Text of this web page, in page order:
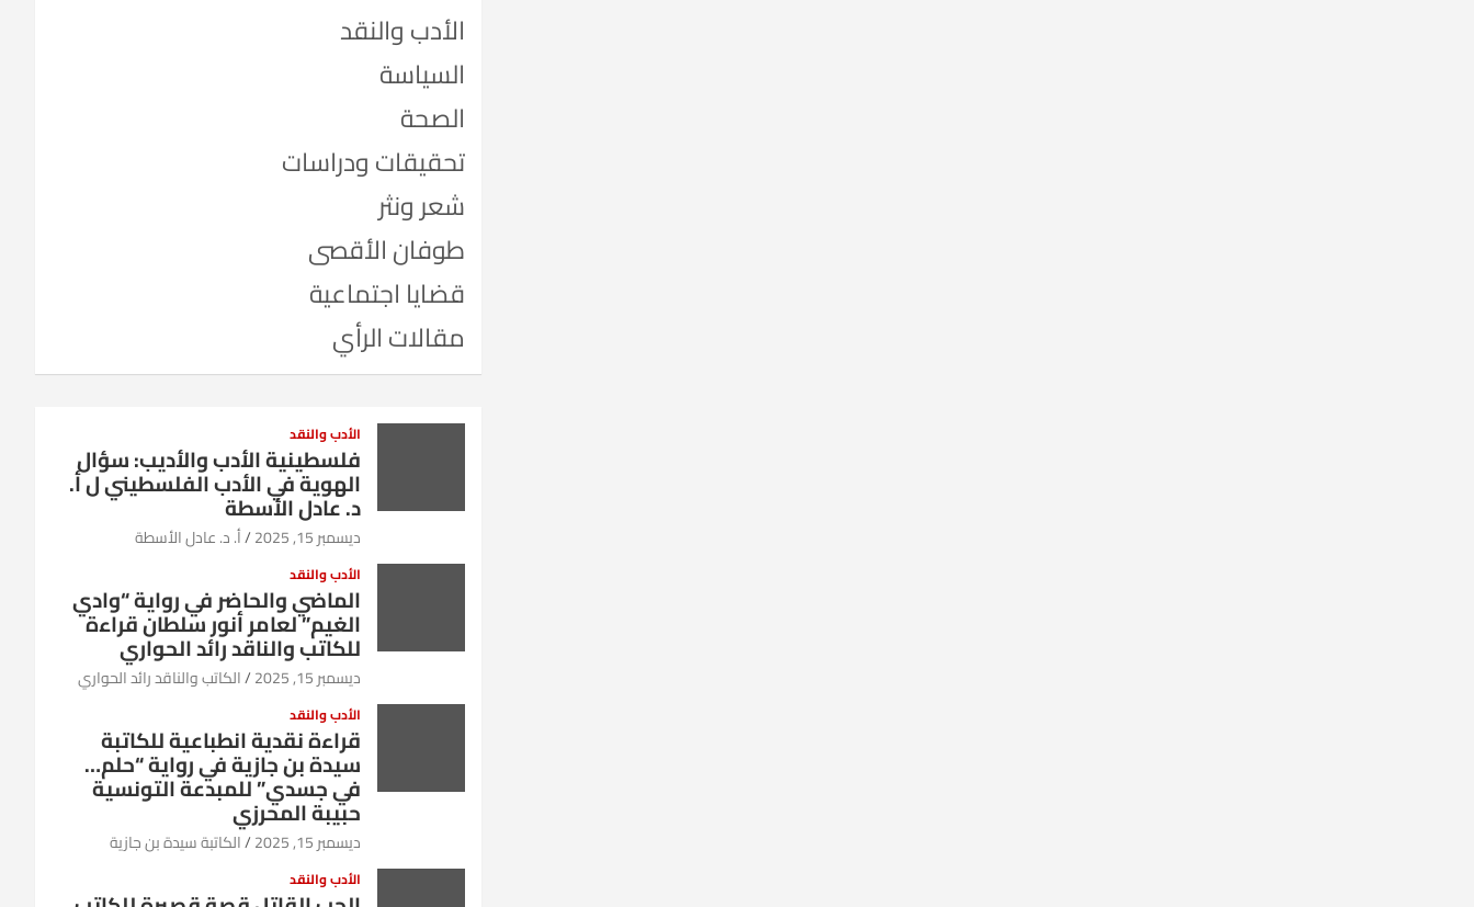
الأدب والنقد
السياسة
الصحة
تحقيقات ودراسات
شعر ونثر
طوفان الأقصى
قضايا اجتماعية
مقالات الرأي
الأدب والنقد
فلسطينية الأدب والأديب: سؤال
الهوية في الأدب الفلسطيني ل أ.
د. عادل الأسطة
ديسمبر 15, 2025 أ. د. عادل الأسطة
الأدب والنقد
الماضي والحاضر في رواية “وادي
الغيم” لعامر أنور سلطان قراءة
للكاتب والناقد رائد الحواري
ديسمبر 15, 2025 الكاتب والناقد رائد الحواري
الأدب والنقد
قراءة نقدية انطباعية للكاتبة
سيدة بن جازية في رواية “حلم…
في جسدي” للمبدعة التونسية
حبيبة المحرزي
ديسمبر 15, 2025 الكاتبة سيدة بن جازية
الأدب والنقد